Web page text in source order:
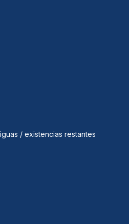
/ existencias restantes